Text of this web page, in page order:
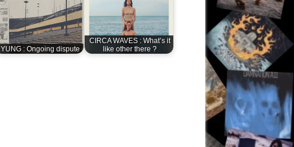
YUNG : Ongoing dispute
CIRCA WAVES : What’s it
like other there ?